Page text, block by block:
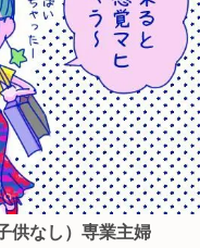
供なし）専業主婦